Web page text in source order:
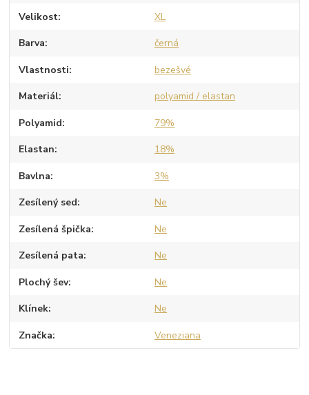
Velikost XL
Barva černá
Vlastnosti bezešvé
Materiál polyamid / elastan
Polyamid 79%
Elastan 18%
Bavlna 3%
Zesílený sed Ne
Zesílená špička Ne
Zesílená pata Ne
Plochý šev Ne
Klínek Ne
Značka Veneziana